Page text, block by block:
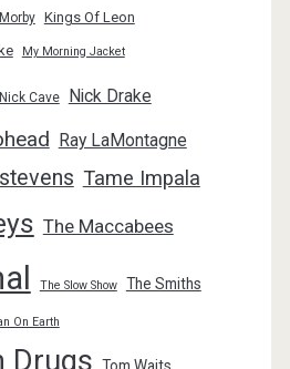
Kings Of Leon
My Morning Jacket
Nick Cave Nick Drake
Ray LaMontagne
Tame Impala
The Maccabees
The Slow Show The Smiths
On Earth
Drugs